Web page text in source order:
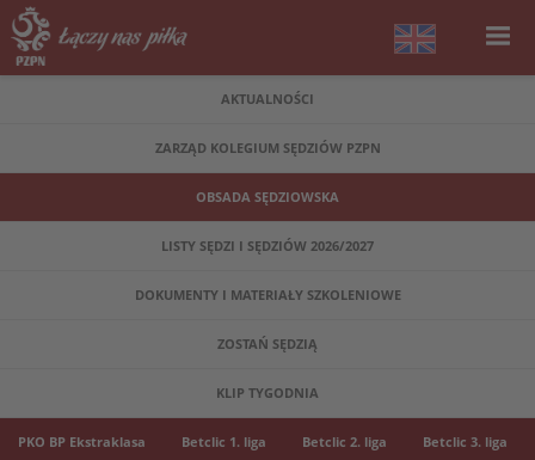
AKTUALNOŚCI
ZARZĄD KOLEGIUM SĘDZIÓW PZPN
OBSADA SĘDZIOWSKA
LISTY SĘDZI I SĘDZIÓW 2026/2027
DOKUMENTY I MATERIAŁY SZKOLENIOWE
ZOSTAŃ SĘDZIĄ
KLIP TYGODNIA
PKO BP Ekstraklasa Betclic 1. liga Betclic 2. liga Betclic 3. liga